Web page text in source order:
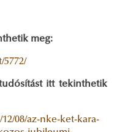
meg:
itt tekinthetik
08/az-nke-ket-kara-